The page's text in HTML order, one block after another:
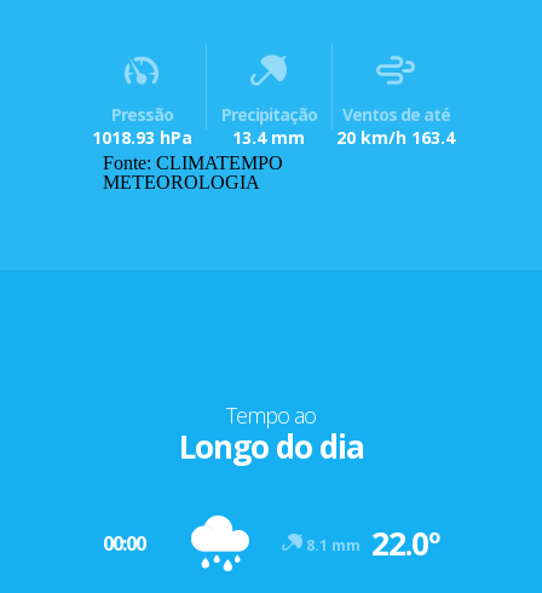
Pressão
1018.93 hPa
Precipitação
13.4 mm
Ventos de até
20 km/h 163.4
Fonte: CLIMATEMPO
METEOROLOGIA
Tempo ao
Longo do dia
00:00 8.1 mm 22.0º